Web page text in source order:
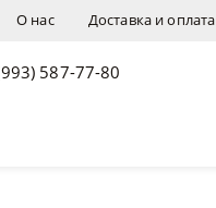
О нас Доставка и оплата
587-77-80